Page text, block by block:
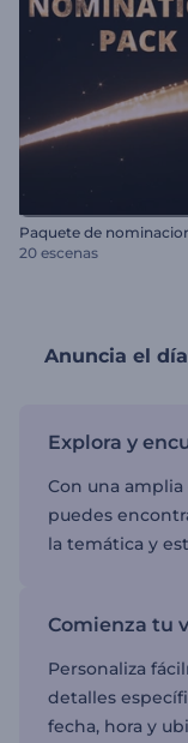
20 escenas
Anuncia el
Explora y
Con una
puedes
la temática y
Comienza tu
Personaliza
detalles
fecha, hora y